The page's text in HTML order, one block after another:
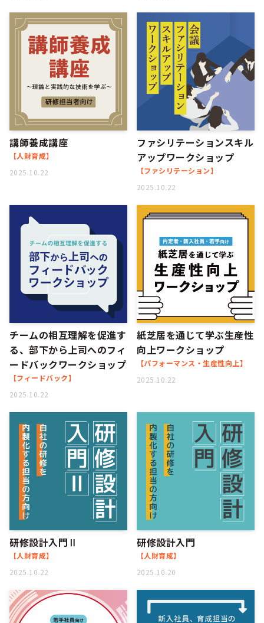
講師養成講座
【人財育成】
2025.10.22
ファシリテーションスキル
アップワークショップ
【ファシリテーション】
2025.10.22
チームの相互理解を促進す
る、部下から上司へのフィ
ードバックワークショップ
【フィードバック】
2025.10.22
紙芝居を通じて学ぶ生産性
向上ワークショップ
【パフォーマンス・生産性向上】
2025.10.22
研修設計入門Ⅱ
【人財育成】
2025.10.22
研修設計入門
【人財育成】
2025.10.20